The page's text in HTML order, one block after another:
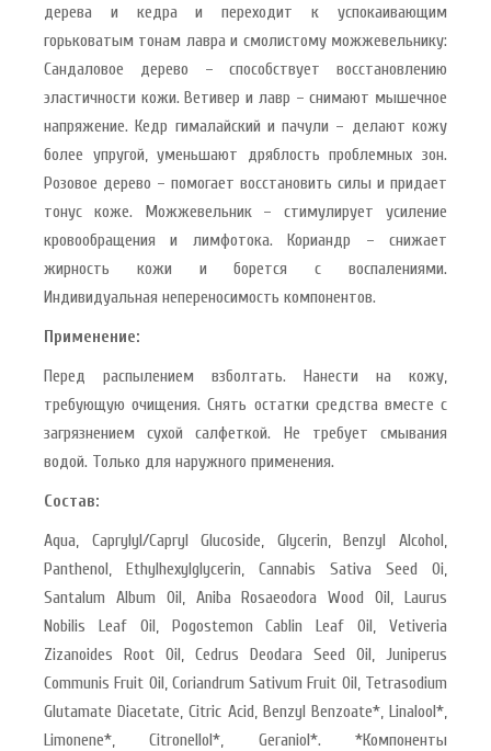
дерева и кедра и переходит к успокаивающим
горьковатым тонам лавра и смолистому можжевельнику:
Сандаловое дерево – способствует восстановлению
эластичности кожи. Ветивер и лавр – снимают мышечное
напряжение. Кедр гималайский и пачули – делают кожу
более упругой, уменьшают дряблость проблемных зон.
Розовое дерево – помогает восстановить силы и придает
тонус коже. Можжевельник – стимулирует усиление
кровообращения и лимфотока. Кориандр – снижает
жирность кожи и борется с воспалениями.
Индивидуальная непереносимость компонентов.
Применение:
Перед распылением взболтать. Нанести на кожу,
требующую очищения. Снять остатки средства вместе с
загрязнением сухой салфеткой. Не требует смывания
водой. Только для наружного применения.
Состав:
Aqua, Caprylyl/Capryl Glucoside, Glycerin, Benzyl Alcohol,
Panthenol, Ethylhexylglycerin, Cannabis Sativa Seed Oi,
Santalum Album Oil, Aniba Rosaeodora Wood Oil, Laurus
Nobilis Leaf Oil, Pogostemon Cablin Leaf Oil, Vetiveria
Zizanoides Root Oil, Cedrus Deodara Seed Oil, Juniperus
Communis Fruit Oil, Coriandrum Sativum Fruit Oil, Tetrasodium
Glutamate Diacetate, Citric Acid, Benzyl Benzoate*, Linalool*,
Limonene*, Citronellol*, Geraniol*. *Компоненты